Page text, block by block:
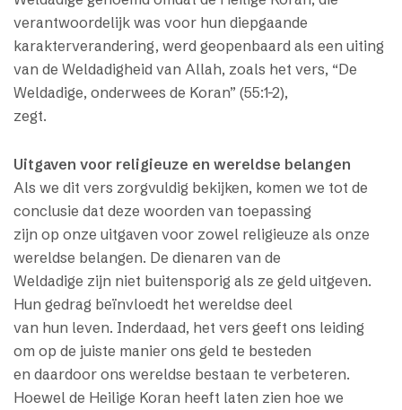
verantwoordelijk was voor hun diepgaande
karakterverandering, werd geopenbaard als een uiting
van de Weldadigheid van Allah, zoals het vers, “De
Weldadige, onderwees de Koran” (55:1-2),
zegt.
Uitgaven voor religieuze en wereldse belangen
Als we dit vers zorgvuldig bekijken, komen we tot de
conclusie dat deze woorden van toepassing
zijn op onze uitgaven voor zowel religieuze als onze
wereldse belangen. De dienaren van de
Weldadige zijn niet buitensporig als ze geld uitgeven.
Hun gedrag beïnvloedt het wereldse deel
van hun leven. Inderdaad, het vers geeft ons leiding
om op de juiste manier ons geld te besteden
en daardoor ons wereldse bestaan te verbeteren.
Hoewel de Heilige Koran heeft laten zien hoe we